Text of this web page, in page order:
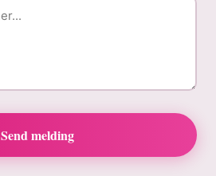
Send melding